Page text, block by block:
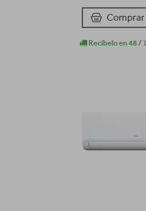
Comprar
Recíbelo en 48 /